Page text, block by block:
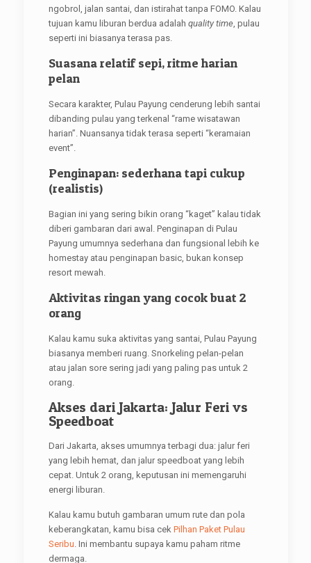
ngobrol, jalan santai, dan istirahat tanpa FOMO. Kalau
tujuan kamu liburan berdua adalah quality time, pulau
seperti ini biasanya terasa pas.
Suasana relatif sepi, ritme harian
pelan
Secara karakter, Pulau Payung cenderung lebih santai
dibanding pulau yang terkenal “rame wisatawan
harian”. Nuansanya tidak terasa seperti “keramaian
event”.
Penginapan: sederhana tapi cukup
(realistis)
Bagian ini yang sering bikin orang “kaget” kalau tidak
diberi gambaran dari awal. Penginapan di Pulau
Payung umumnya sederhana dan fungsional lebih ke
homestay atau penginapan basic, bukan konsep
resort mewah.
Aktivitas ringan yang cocok buat 2
orang
Kalau kamu suka aktivitas yang santai, Pulau Payung
biasanya memberi ruang. Snorkeling pelan-pelan
atau jalan sore sering jadi yang paling pas untuk 2
orang.
Akses dari Jakarta: Jalur Feri vs
Speedboat
Dari Jakarta, akses umumnya terbagi dua: jalur feri
yang lebih hemat, dan jalur speedboat yang lebih
cepat. Untuk 2 orang, keputusan ini memengaruhi
energi liburan.
Kalau kamu butuh gambaran umum rute dan pola
keberangkatan, kamu bisa cek Pilhan Paket Pulau
Seribu. Ini membantu supaya kamu paham ritme
dermaga.